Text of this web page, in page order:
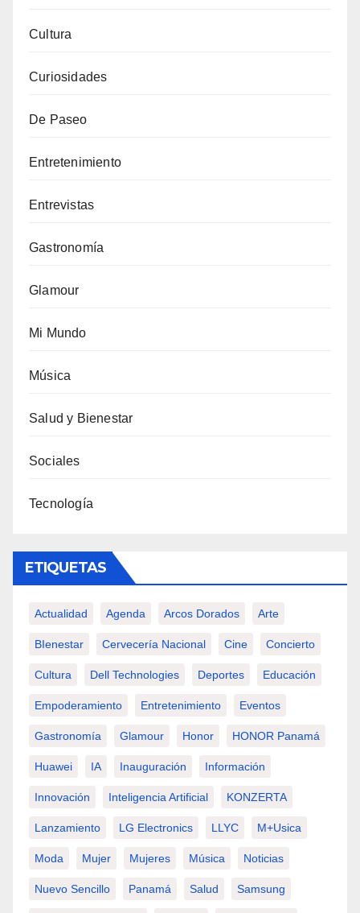
Cultura
Curiosidades
De Paseo
Entretenimiento
Entrevistas
Gastronomía
Glamour
Mi Mundo
Música
Salud y Bienestar
Sociales
Tecnología
ETIQUETAS
Actualidad Agenda Arcos Dorados Arte
BIenestar Cervecería Nacional Cine Concierto
Cultura Dell Technologies Deportes Educación
Empoderamiento Entretenimiento Eventos
Gastronomía Glamour Honor HONOR Panamá
Huawei IA Inauguración Información
Innovación Inteligencia Artificial KONZERTA
Lanzamiento LG Electronics LLYC M+usica
Moda Mujer Mujeres Música Noticias
Nuevo Sencillo Panamá Salud Samsung